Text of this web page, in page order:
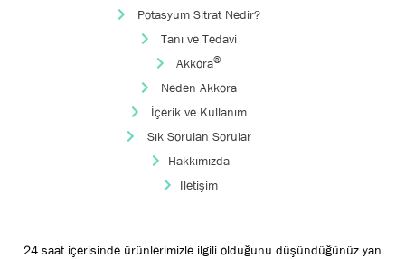
Potasyum Sitrat Nedir?
Tanı ve Tedavi
Akkora®
Neden Akkora
İçerik ve Kullanım
Sık Sorulan Sorular
Hakkımızda
İletişim
24 saat içerisinde ürünlerimizle ilgili olduğunu düşündüğünüz yan